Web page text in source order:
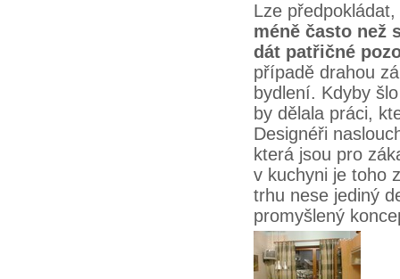
Lze
méně často než
dát patřičné
případě drahou
bydlení. Kdyby
by dělala práci,
Designéři
která jsou pro
v kuchyni je toho
trhu nese jediný
promyšlený